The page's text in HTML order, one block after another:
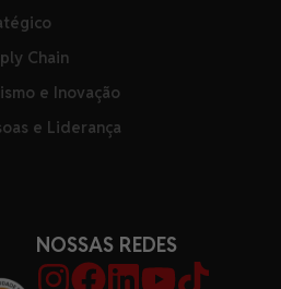
Chain
e Inovação
e Liderança
NOSSAS REDES